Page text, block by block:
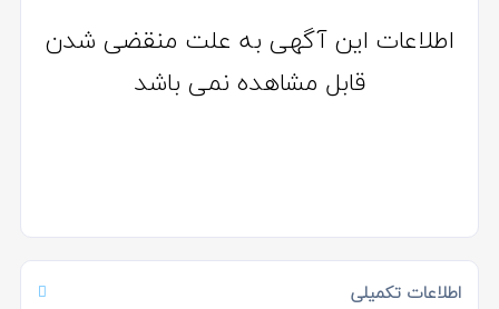
اطلاعات این آگهی به علت منقضی شدن
قابل مشاهده نمی باشد
اطلاعات تکمیلی